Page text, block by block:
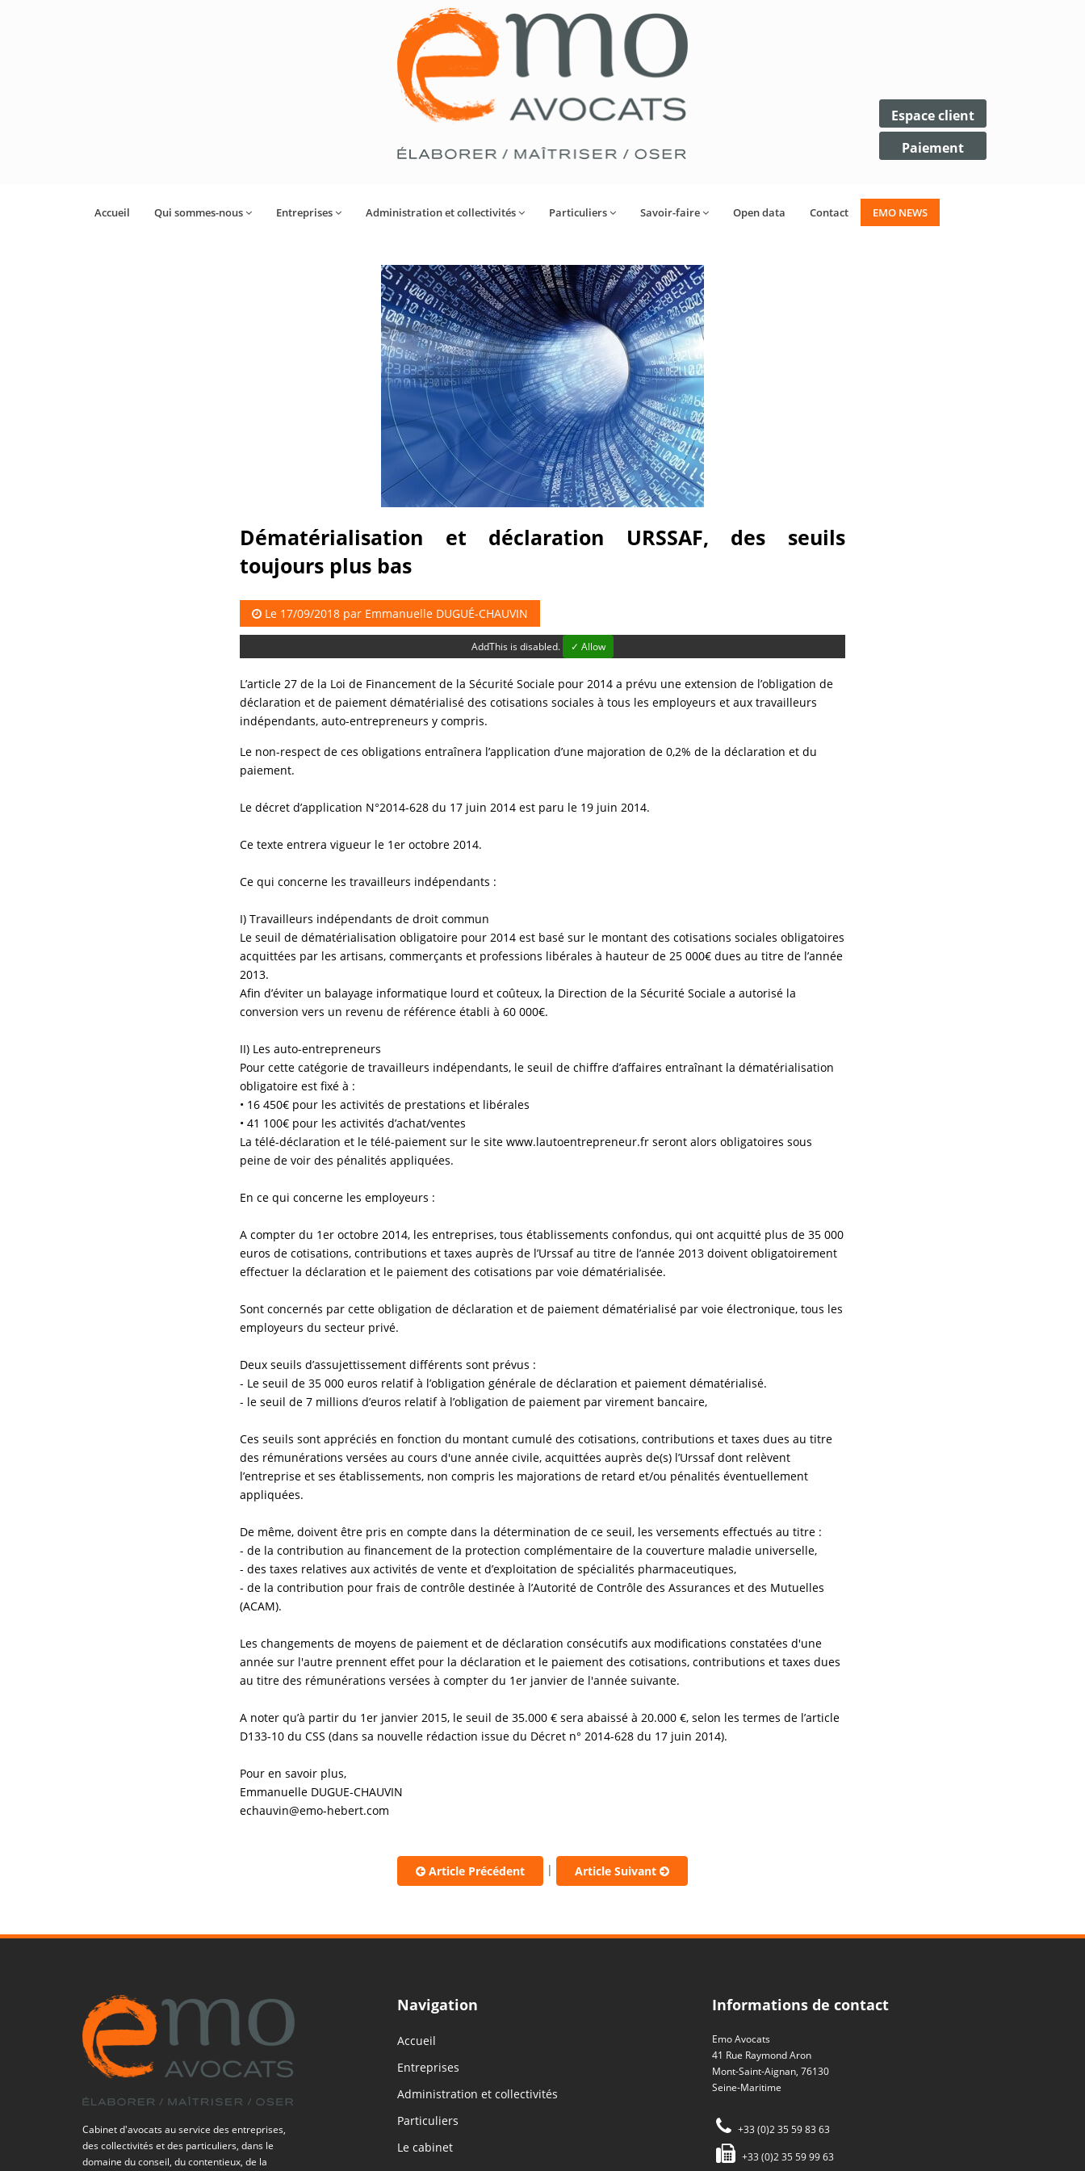
Espace client
Paiement
Accueil Qui sommes-nous Entreprises Administration et collectivités Particuliers Savoir-faire Open data Contact EMO NEWS
Dématérialisation et déclaration URSSAF, des seuils
toujours plus bas
Le 17/09/2018 par Emmanuelle DUGUÉ-CHAUVIN
AddThis is disabled. ✓ Allow
L’article 27 de la Loi de Financement de la Sécurité Sociale pour 2014 a prévu une extension de l’obligation de
déclaration et de paiement dématérialisé des cotisations sociales à tous les employeurs et aux travailleurs
indépendants, auto-entrepreneurs y compris.
Le non-respect de ces obligations entraînera l’application d’une majoration de 0,2% de la déclaration et du
paiement.
Le décret d’application N°2014-628 du 17 juin 2014 est paru le 19 juin 2014.
Ce texte entrera vigueur le 1er octobre 2014.
Ce qui concerne les travailleurs indépendants :
I) Travailleurs indépendants de droit commun
Le seuil de dématérialisation obligatoire pour 2014 est basé sur le montant des cotisations sociales obligatoires
acquittées par les artisans, commerçants et professions libérales à hauteur de 25 000€ dues au titre de l’année
2013.
Afin d’éviter un balayage informatique lourd et coûteux, la Direction de la Sécurité Sociale a autorisé la
conversion vers un revenu de référence établi à 60 000€.
II) Les auto-entrepreneurs
Pour cette catégorie de travailleurs indépendants, le seuil de chiffre d’affaires entraînant la dématérialisation
obligatoire est fixé à :
• 16 450€ pour les activités de prestations et libérales
• 41 100€ pour les activités d’achat/ventes
La télé-déclaration et le télé-paiement sur le site www.lautoentrepreneur.fr seront alors obligatoires sous
peine de voir des pénalités appliquées.
En ce qui concerne les employeurs :
A compter du 1er octobre 2014, les entreprises, tous établissements confondus, qui ont acquitté plus de 35 000
euros de cotisations, contributions et taxes auprès de l’Urssaf au titre de l’année 2013 doivent obligatoirement
effectuer la déclaration et le paiement des cotisations par voie dématérialisée.
Sont concernés par cette obligation de déclaration et de paiement dématérialisé par voie électronique, tous les
employeurs du secteur privé.
Deux seuils d’assujettissement différents sont prévus :
- Le seuil de 35 000 euros relatif à l’obligation générale de déclaration et paiement dématérialisé.
- le seuil de 7 millions d’euros relatif à l’obligation de paiement par virement bancaire,
Ces seuils sont appréciés en fonction du montant cumulé des cotisations, contributions et taxes dues au titre
des rémunérations versées au cours d'une année civile, acquittées auprès de(s) l’Urssaf dont relèvent
l’entreprise et ses établissements, non compris les majorations de retard et/ou pénalités éventuellement
appliquées.
De même, doivent être pris en compte dans la détermination de ce seuil, les versements effectués au titre :
- de la contribution au financement de la protection complémentaire de la couverture maladie universelle,
- des taxes relatives aux activités de vente et d’exploitation de spécialités pharmaceutiques,
- de la contribution pour frais de contrôle destinée à l’Autorité de Contrôle des Assurances et des Mutuelles
(ACAM).
Les changements de moyens de paiement et de déclaration consécutifs aux modifications constatées d'une
année sur l'autre prennent effet pour la déclaration et le paiement des cotisations, contributions et taxes dues
au titre des rémunérations versées à compter du 1er janvier de l'année suivante.
A noter qu’à partir du 1er janvier 2015, le seuil de 35.000 € sera abaissé à 20.000 €, selon les termes de l’article
D133-10 du CSS (dans sa nouvelle rédaction issue du Décret n° 2014-628 du 17 juin 2014).
Pour en savoir plus,
Emmanuelle DUGUE-CHAUVIN
echauvin@emo-hebert.com
Article Précédent | Article Suivant
Cabinet d'avocats au service des entreprises,
des collectivités et des particuliers, dans le
domaine du conseil, du contentieux, de la
Navigation
Accueil
Entreprises
Administration et collectivités
Particuliers
Le cabinet
Informations de contact
Emo Avocats
41 Rue Raymond Aron
Mont-Saint-Aignan, 76130
Seine-Maritime
+33 (0)2 35 59 83 63
+33 (0)2 35 59 99 63